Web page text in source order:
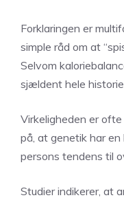
Forklaringen er
simple råd om at
Selvom
sjældent hele
Virkeligheden er
på, at genetik har
persons tendens til
Studier indikerer, at